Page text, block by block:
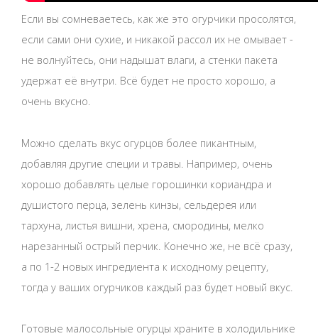
Если вы сомневаетесь, как же это огурчики просолятся,
если сами они сухие, и никакой рассол их не омывает -
не волнуйтесь, они надышат влаги, а стенки пакета
удержат её внутри. Всё будет не просто хорошо, а
очень вкусно.
Можно сделать вкус огурцов более пикантным,
добавляя другие специи и травы. Например, очень
хорошо добавлять целые горошинки кориандра и
душистого перца, зелень кинзы, сельдерея или
тархуна, листья вишни, хрена, смородины, мелко
нарезанный острый перчик. Конечно же, не всё сразу,
а по 1-2 новых ингредиента к исходному рецепту,
тогда у ваших огурчиков каждый раз будет новый вкус.
Готовые малосольные огурцы храните в холодильнике